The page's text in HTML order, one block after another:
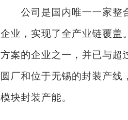
公司是国内唯一一家整
企业，实现了全产业链覆盖
方案的企业之一，并已与超
圆厂和位于无锡的封装产
模块封装产能。